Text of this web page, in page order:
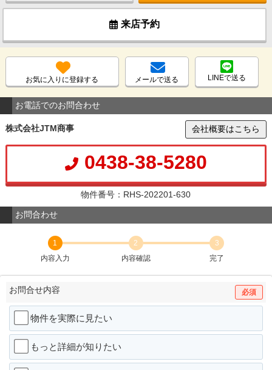
来店予約
お気に入りに登録する メールで送る LINEで送る
お電話でのお問合わせ
株式会社JTM商事 会社概要はこちら
0438-38-5280
物件番号：RHS-202201-630
お問合わせ
1
内容入力
2
内容確認
3
完了
お問合せ内容 必須
物件を実際に見たい
もっと詳細が知りたい